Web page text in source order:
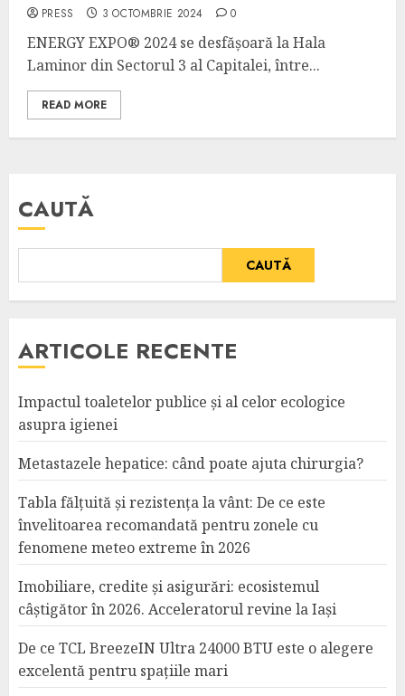
PRESS 3 OCTOMBRIE 2024 0
ENERGY EXPO® 2024 se desfășoară la Hala
Laminor din Sectorul 3 al Capitalei, între...
READ MORE
CAUTĂ
CAUTĂ
ARTICOLE RECENTE
Impactul toaletelor publice și al celor ecologice
asupra igienei
Metastazele hepatice: când poate ajuta chirurgia?
Tabla fălțuită și rezistența la vânt: De ce este
învelitoarea recomandată pentru zonele cu
fenomene meteo extreme în 2026
Imobiliare, credite și asigurări: ecosistemul
câștigător în 2026. Acceleratorul revine la Iași
De ce TCL BreezeIN Ultra 24000 BTU este o alegere
excelentă pentru spațiile mari